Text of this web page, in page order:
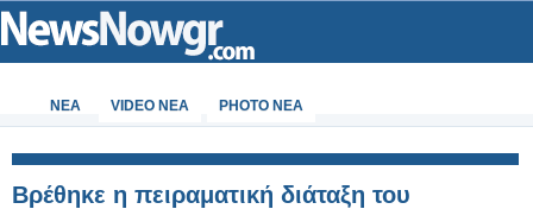
ΝΕΑ VIDEO NEA PHOTO NEA
Βρέθηκε η πειραματική διάταξη του